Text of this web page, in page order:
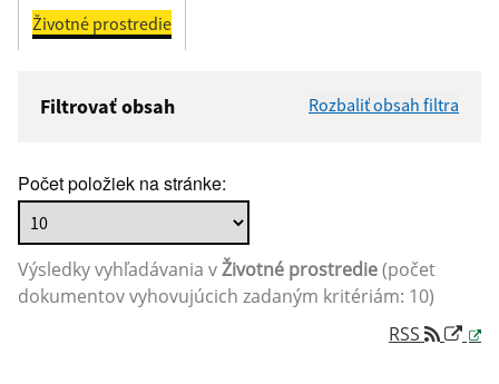
Životné prostredie
Filtrovať obsah Rozbaliť obsah filtra
Popis:
Dátum zverejnenia od:
Počet položiek na stránke:
Výsledky vyhľadávania vŽivotné prostredie(počet
dokumentov vyhovujúcich zadaným kritériám: 10)
RSS